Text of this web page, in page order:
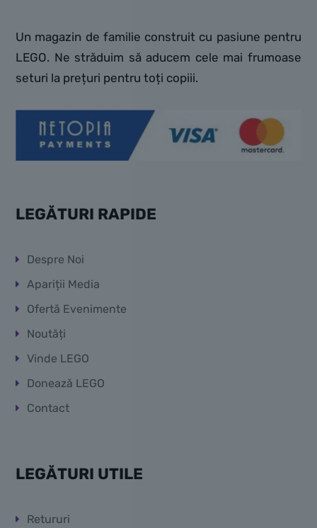
Un magazin de familie construit cu pasiune pentru
LEGO. Ne străduim să aducem cele mai frumoase
seturi la prețuri pentru toți copiii.
LEGĂTURI RAPIDE
Despre Noi
Apariții Media
Ofertă Evenimente
Noutăți
Vinde LEGO
Donează LEGO
Contact
LEGĂTURI UTILE
Retururi